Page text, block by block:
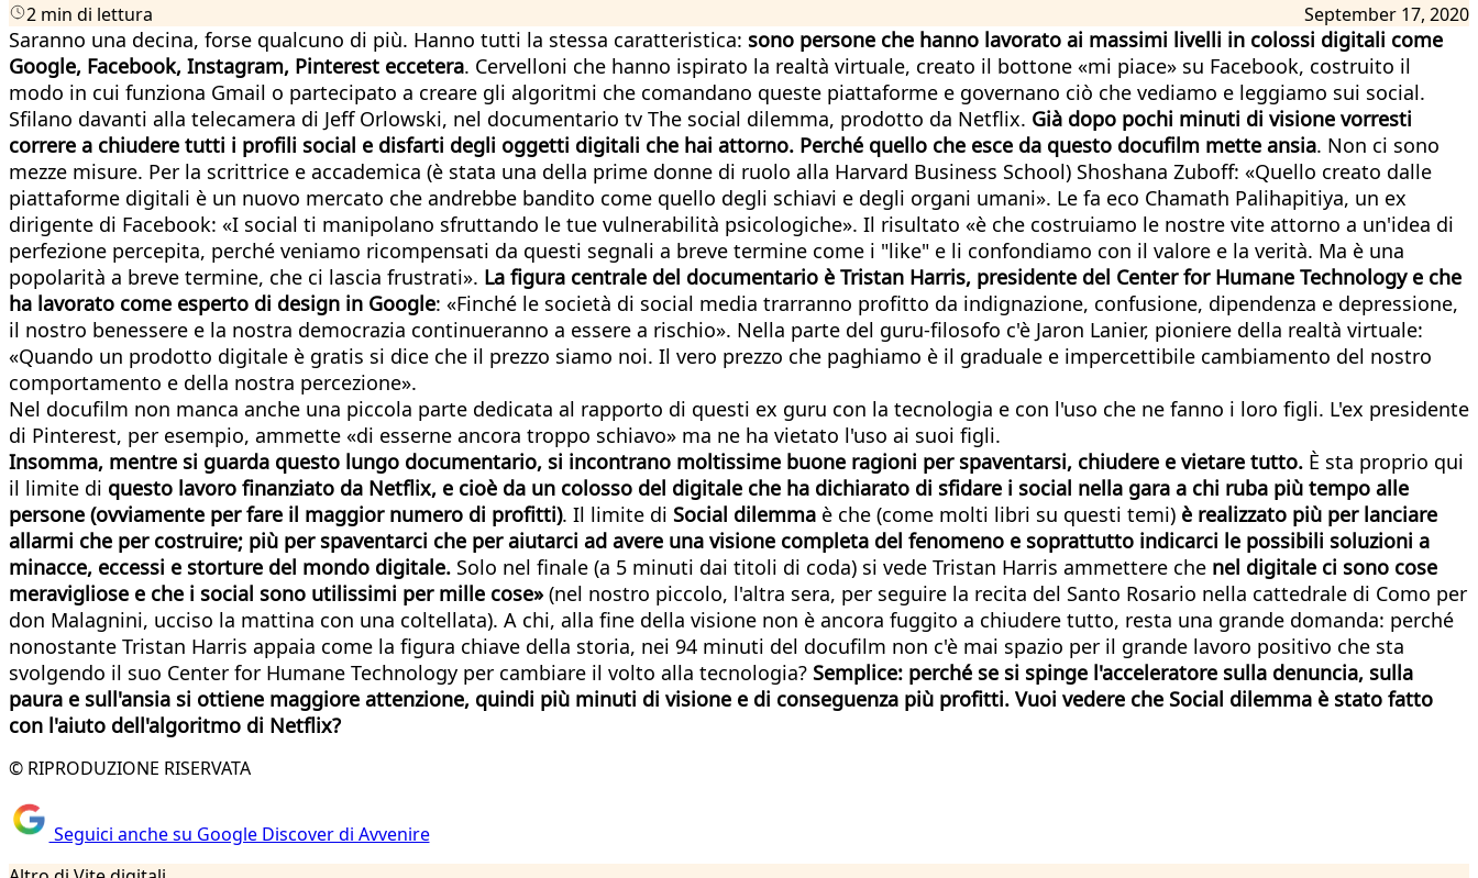
2 min di lettura September 17, 2020
Saranno una decina, forse qualcuno di più. Hanno tutti la stessa caratteristica: sono persone che hanno lavorato ai massimi livelli in colossi digitali come
Google, Facebook, Instagram, Pinterest eccetera. Cervelloni che hanno ispirato la realtà virtuale, creato il bottone «mi piace» su Facebook, costruito il
modo in cui funziona Gmail o partecipato a creare gli algoritmi che comandano queste piattaforme e governano ciò che vediamo e leggiamo sui social.
Sfilano davanti alla telecamera di Jeff Orlowski, nel documentario tv The social dilemma, prodotto da Netflix. Già dopo pochi minuti di visione vorresti
correre a chiudere tutti i profili social e disfarti degli oggetti digitali che hai attorno. Perché quello che esce da questo docufilm mette ansia. Non ci sono
mezze misure. Per la scrittrice e accademica (è stata una della prime donne di ruolo alla Harvard Business School) Shoshana Zuboff: «Quello creato dalle
piattaforme digitali è un nuovo mercato che andrebbe bandito come quello degli schiavi e degli organi umani». Le fa eco Chamath Palihapitiya, un ex
dirigente di Facebook: «I social ti manipolano sfruttando le tue vulnerabilità psicologiche». Il risultato «è che costruiamo le nostre vite attorno a un'idea di
perfezione percepita, perché veniamo ricompensati da questi segnali a breve termine come i "like" e li confondiamo con il valore e la verità. Ma è una
popolarità a breve termine, che ci lascia frustrati». La figura centrale del documentario è Tristan Harris, presidente del Center for Humane Technology e che
ha lavorato come esperto di design in Google: «Finché le società di social media trarranno profitto da indignazione, confusione, dipendenza e depressione,
il nostro benessere e la nostra democrazia continueranno a essere a rischio». Nella parte del guru-filosofo c'è Jaron Lanier, pioniere della realtà virtuale:
«Quando un prodotto digitale è gratis si dice che il prezzo siamo noi. Il vero prezzo che paghiamo è il graduale e impercettibile cambiamento del nostro
comportamento e della nostra percezione».
Nel docufilm non manca anche una piccola parte dedicata al rapporto di questi ex guru con la tecnologia e con l'uso che ne fanno i loro figli. L'ex presidente
di Pinterest, per esempio, ammette «di esserne ancora troppo schiavo» ma ne ha vietato l'uso ai suoi figli.
Insomma, mentre si guarda questo lungo documentario, si incontrano moltissime buone ragioni per spaventarsi, chiudere e vietare tutto. È sta proprio qui
il limite di questo lavoro finanziato da Netflix, e cioè da un colosso del digitale che ha dichiarato di sfidare i social nella gara a chi ruba più tempo alle
persone (ovviamente per fare il maggior numero di profitti). Il limite di Social dilemma è che (come molti libri su questi temi) è realizzato più per lanciare
allarmi che per costruire; più per spaventarci che per aiutarci ad avere una visione completa del fenomeno e soprattutto indicarci le possibili soluzioni a
minacce, eccessi e storture del mondo digitale. Solo nel finale (a 5 minuti dai titoli di coda) si vede Tristan Harris ammettere che nel digitale ci sono cose
meravigliose e che i social sono utilissimi per mille cose» (nel nostro piccolo, l'altra sera, per seguire la recita del Santo Rosario nella cattedrale di Como per
don Malagnini, ucciso la mattina con una coltellata). A chi, alla fine della visione non è ancora fuggito a chiudere tutto, resta una grande domanda: perché
nonostante Tristan Harris appaia come la figura chiave della storia, nei 94 minuti del docufilm non c'è mai spazio per il grande lavoro positivo che sta
svolgendo il suo Center for Humane Technology per cambiare il volto alla tecnologia? Semplice: perché se si spinge l'acceleratore sulla denuncia, sulla
paura e sull'ansia si ottiene maggiore attenzione, quindi più minuti di visione e di conseguenza più profitti. Vuoi vedere che Social dilemma è stato fatto
con l'aiuto dell'algoritmo di Netflix?
© RIPRODUZIONE RISERVATA
Seguici anche su Google Discover di Avvenire